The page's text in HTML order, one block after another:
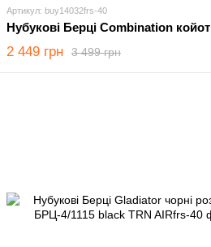
Артикул: buy14032frs-40
3 499 грн
2 449 грн